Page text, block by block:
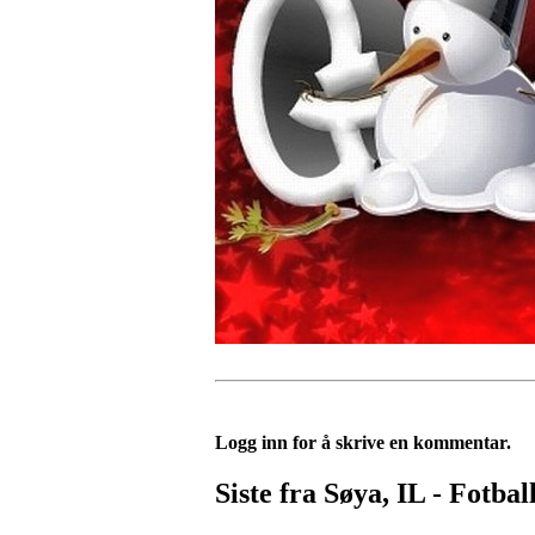
Logg inn for å skrive en kommentar.
Siste fra Søya, IL -